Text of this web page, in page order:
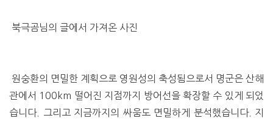
북극곰님의 글에서 가져온 사진
원숭환의 면밀한 계획으로 영원성의 축성됨으로서 명군은 산해
관에서 100km 떨어진 지점까지 방어선을 확장할 수 있게 되었
습니다. 그리고 지금까지의 싸움도 면밀하게 분석했습니다. 지